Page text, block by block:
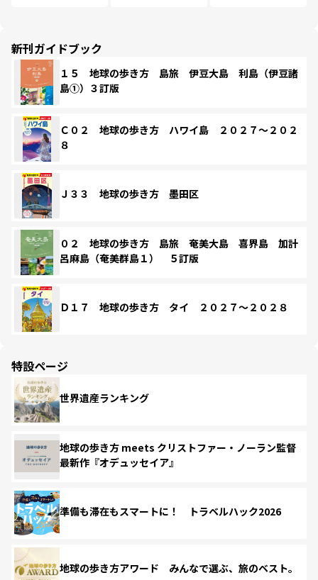
新刊ガイドブック
１５ 地球の歩き方 島旅 伊豆大島 利島（伊豆諸
島①）３訂版
Ｃ０２ 地球の歩き方 ハワイ島 ２０２７～２０２
８
Ｊ３３ 地球の歩き方 墨田区
０２ 地球の歩き方 島旅 奄美大島 喜界島 加計
呂麻島（奄美群島１） ５訂版
Ｄ１７ 地球の歩き方 タイ ２０２７～２０２８
特設ページ
世界遺産ランキング
地球の歩き方 meets クリストファー・ノーラン監督
最新作『オデュッセイア』
準備も滞在もスマートに！ トラベルハック2026
地球の歩き方アワード みんなで選ぶ、旅のベスト。